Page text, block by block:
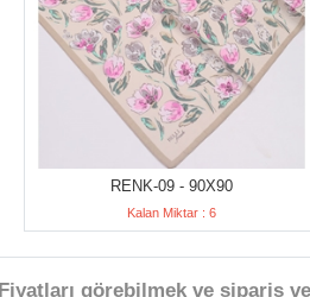
RENK-09 - 90X90
Kalan Miktar : 6
Fiyatları görebilmek ve sipariş